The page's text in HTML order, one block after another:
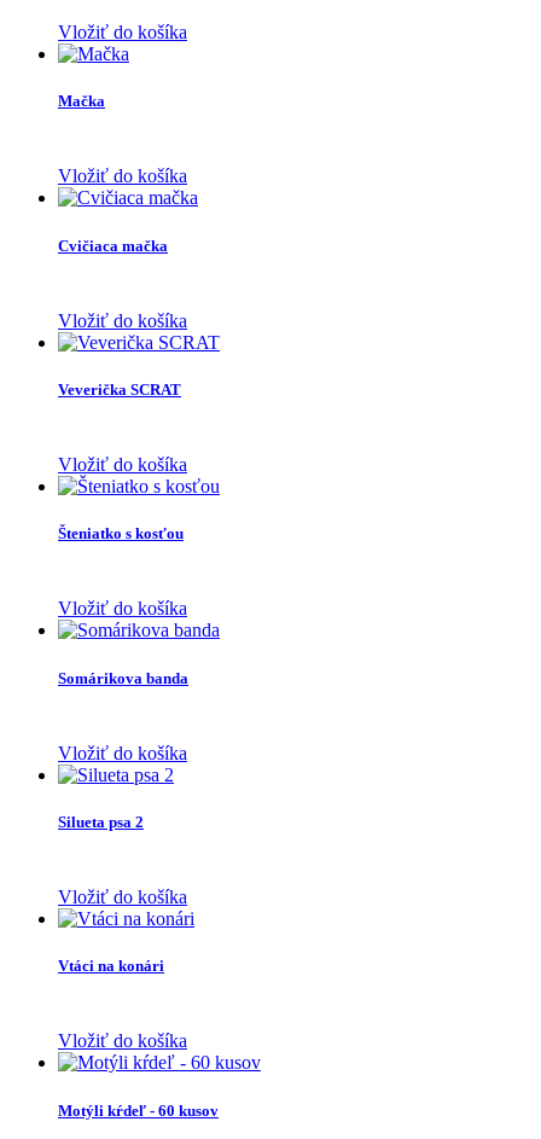
Vložiť do košíka
Mačka
Vložiť do košíka
Cvičiaca mačka
Vložiť do košíka
Veverička SCRAT
Vložiť do košíka
Šteniatko s kosťou
Vložiť do košíka
Somárikova banda
Vložiť do košíka
Silueta psa 2
Vložiť do košíka
Vtáci na konári
Vložiť do košíka
Motýli kŕdeľ - 60 kusov